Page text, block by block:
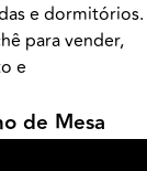
e dormitórios.
para vender,
e
de Mesa